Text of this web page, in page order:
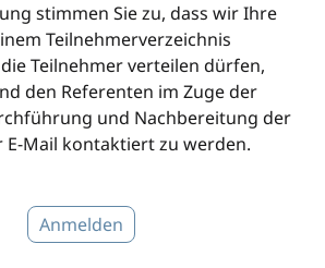
stimmen Sie zu, dass wir Ihre
Teilnehmerverzeichnis
Teilnehmer verteilen dürfen,
den Referenten im Zuge der
und Nachbereitung der
Mail kontaktiert zu werden.
Anmelden